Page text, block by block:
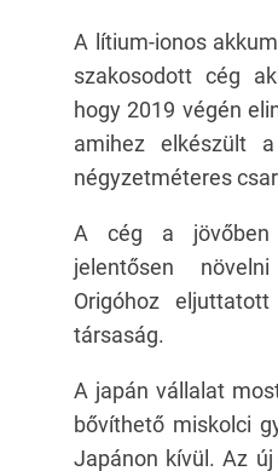
A lítium-ionos
szakosodott cég
hogy 2019 végén
amihez elkészült
négyzetméteres
A cég a jövőben
jelentősen
Origóhoz
társaság.
A japán vállalat
bővíthető miskolci
Japánon kívül. Az